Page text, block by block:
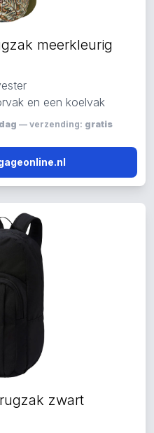
meerkleurig
en een koelvak
— verzending: gratis
zwart